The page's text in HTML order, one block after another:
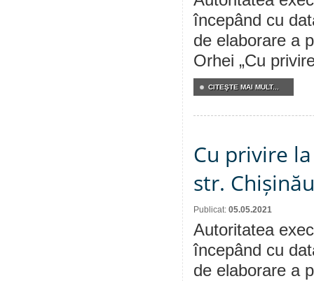
începând cu
de elaborare a
Orhei „Cu
CITEŞTE MAI MULT...
Cu privire
str.
Publicat: 05.05.2021
Autoritatea
începând cu
de elaborare a